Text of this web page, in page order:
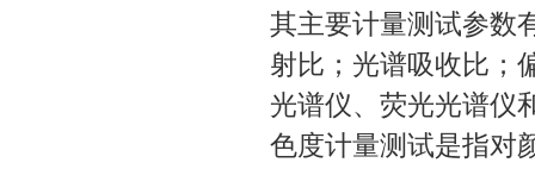
其主要计量测试参数
射比；光谱吸收比；
光谱仪、荧光光谱仪
色度计量测试是指对